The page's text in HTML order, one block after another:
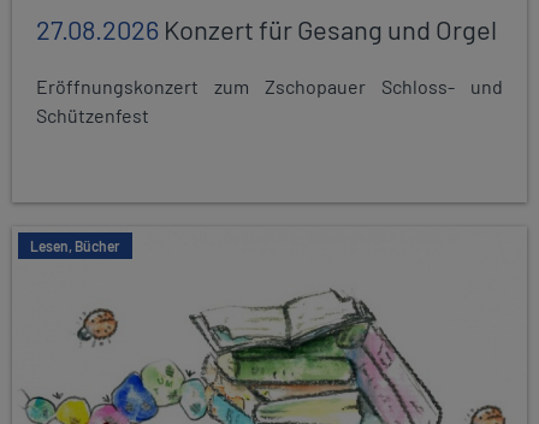
27.08.2026 Konzert für Gesang und Orgel
Eröffnungskonzert zum Zschopauer Schloss- und
Schützenfest
Lesen, Bücher